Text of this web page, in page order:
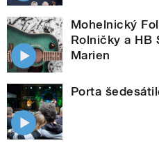
Mohelnický
Rolničky a HB
Marien
Porta